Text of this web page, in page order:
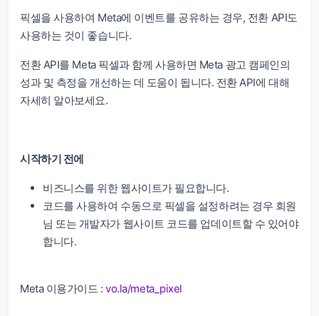
픽셀을 사용하여 Meta에 이벤트를 공유하는 경우, 전환 API도
사용하는 것이 좋습니다.
전환 API를 Meta 픽셀과 함께 사용하면 Meta 광고 캠페인의
성과 및 측정을 개선하는 데 도움이 됩니다. 전환 API에 대해
자세히 알아보세요.
시작하기 전에
비즈니스를 위한 웹사이트가 필요합니다.
코드를 사용하여 수동으로 픽셀을 설정하려는 경우 회원
님 또는 개발자가 웹사이트 코드를 업데이트할 수 있어야
합니다.
Meta 이용가이드 :vo.la/meta_pixel